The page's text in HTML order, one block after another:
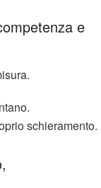
e
schieramento.